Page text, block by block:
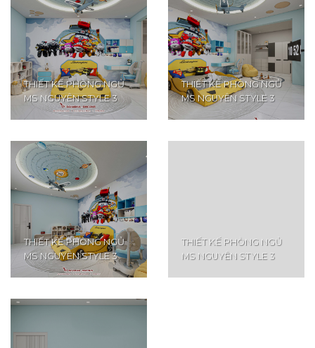
THIẾT KẾ PHÒNG NGỦ
MS NGUYÊN STYLE 3
THIẾT KẾ PHÒNG NGỦ
MS NGUYÊN STYLE 3
THIẾT KẾ PHÒNG NGỦ
MS NGUYÊN STYLE 3
THIẾT KẾ PHÒNG NGỦ
MS NGUYÊN STYLE 3